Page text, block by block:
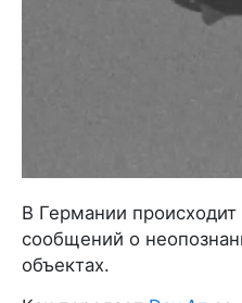
В Германии
сообщений о
объектах.